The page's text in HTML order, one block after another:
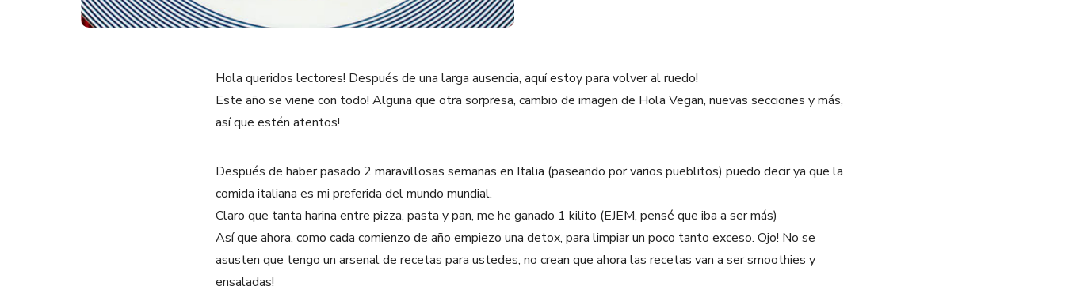
Hola queridos lectores! Después de una larga ausencia, aquí estoy para volver al ruedo!
Este año se viene con todo! Alguna que otra sorpresa, cambio de imagen de Hola Vegan, nuevas secciones y más,
así que estén atentos!
Después de haber pasado 2 maravillosas semanas en Italia (paseando por varios pueblitos) puedo decir ya que la
comida italiana es mi preferida del mundo mundial.
Claro que tanta harina entre pizza, pasta y pan, me he ganado 1 kilito (EJEM, pensé que iba a ser más)
Así que ahora, como cada comienzo de año empiezo una detox, para limpiar un poco tanto exceso. Ojo! No se
asusten que tengo un arsenal de recetas para ustedes, no crean que ahora las recetas van a ser smoothies y
ensaladas!